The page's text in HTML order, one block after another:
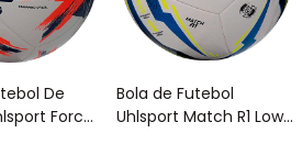
De
Force
Bola de Futebol
Uhlsport Match R1 Low